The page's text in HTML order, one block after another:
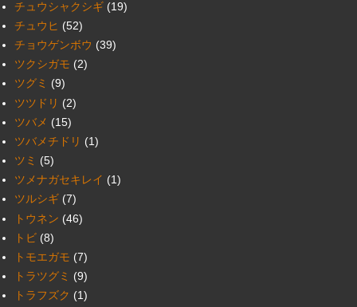
チュウシャクシギ (19)
チュウヒ (52)
チョウゲンボウ (39)
ツクシガモ (2)
ツグミ (9)
ツツドリ (2)
ツバメ (15)
ツバメチドリ (1)
ツミ (5)
ツメナガセキレイ (1)
ツルシギ (7)
トウネン (46)
トビ (8)
トモエガモ (7)
トラツグミ (9)
トラフズク (1)